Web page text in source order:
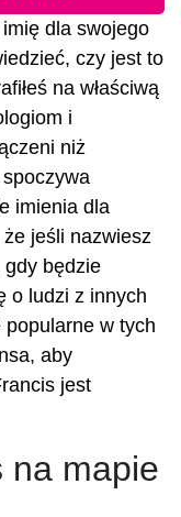
dla swojego
czy jest to
na właściwą
i
niż
imienia dla
jeśli nazwiesz
będzie
o ludzi z innych
w tych
aby
jest
na mapie